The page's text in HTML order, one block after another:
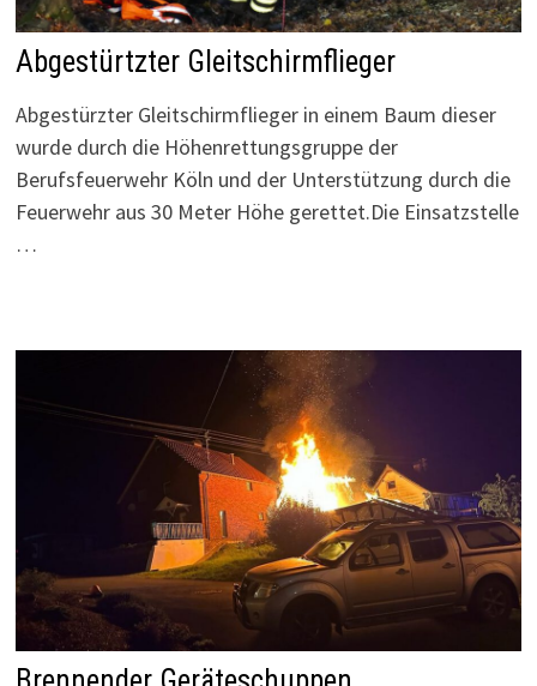
Abgestürtzter Gleitschirmflieger
Abgestürzter Gleitschirmflieger in einem Baum dieser
wurde durch die Höhenrettungsgruppe der
Berufsfeuerwehr Köln und der Unterstützung durch die
Feuerwehr aus 30 Meter Höhe gerettet.Die Einsatzstelle
…